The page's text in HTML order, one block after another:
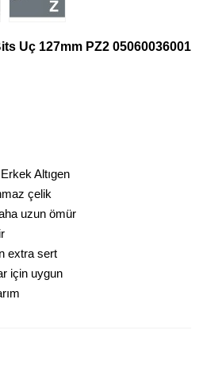
Uç 127mm PZ2 05060036001
Altıgen
çelik
uzun ömür
extra sert
için uygun